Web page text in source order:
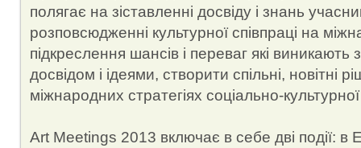
полягає на зіставленні досвіду і знань
розповсюдженні культурної співпраці на
підкреслення шансів і переваг які виникають
досвідом і ідеями, створити спільні, новітні
міжнародних стратегіях соціально-культурної
Art Meetings 2013 включає в себе дві події: в